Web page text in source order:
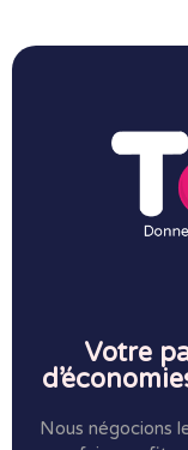
Votre
Nous négocions